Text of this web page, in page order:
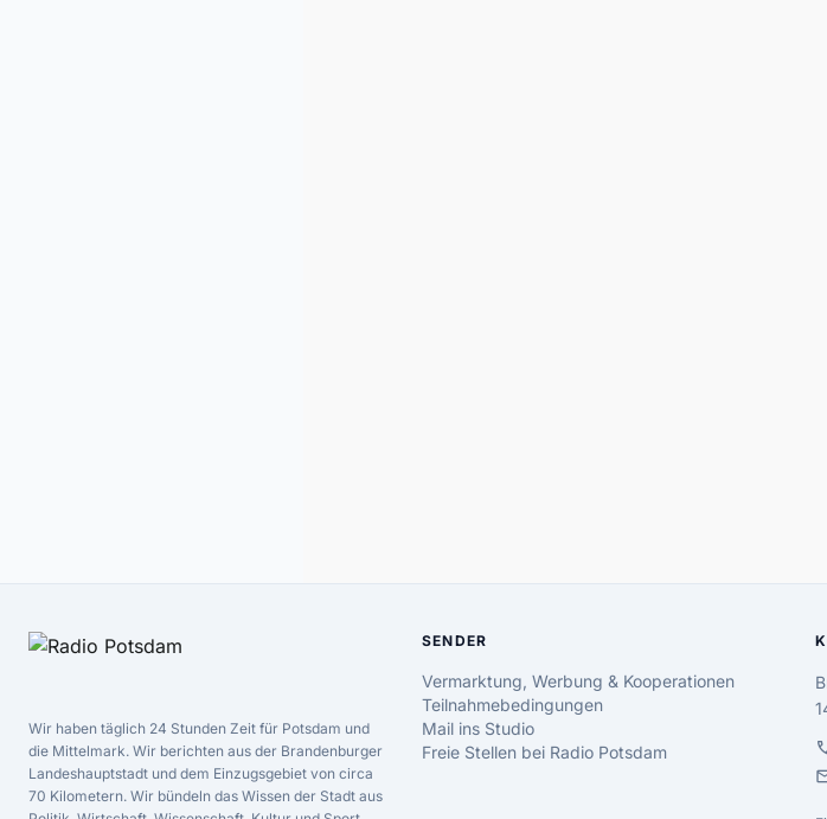
Wir haben täglich 24 Stunden Zeit für Potsdam und
die Mittelmark. Wir berichten aus der Brandenburger
Landeshauptstadt und dem Einzugsgebiet von circa
70 Kilometern. Wir bündeln das Wissen der Stadt aus
SENDER
Vermarktung, Werbung & Kooperationen
Teilnahmebedingungen
Mail ins Studio
Freie Stellen bei Radio Potsdam